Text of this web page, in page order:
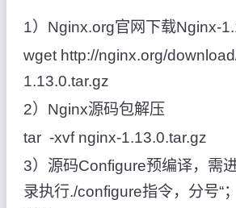
1）Nginx.org官网下载Nginx-
wget http://nginx.org/
1.13.0.tar.gz
2）Nginx源码包解压
tar -xvf nginx-1.13.0.tar.gz
3）源码Configure预编译，需
录执行./configure指令，分号“